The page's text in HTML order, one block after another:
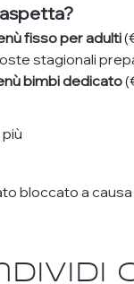
fisso per adulti
stagionali
bimbi dedicato
bloccato a